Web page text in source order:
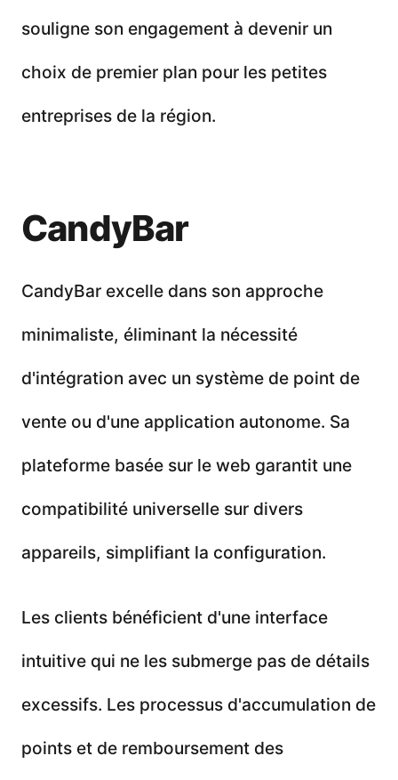
souligne son engagement à devenir un
choix de premier plan pour les petites
entreprises de la région.
CandyBar
CandyBar excelle dans son approche
minimaliste, éliminant la nécessité
d'intégration avec un système de point de
vente ou d'une application autonome. Sa
plateforme basée sur le web garantit une
compatibilité universelle sur divers
appareils, simplifiant la configuration.
Les clients bénéficient d'une interface
intuitive qui ne les submerge pas de détails
excessifs. Les processus d'accumulation de
points et de remboursement des